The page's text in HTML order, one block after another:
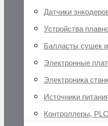
Датчики
Устройства
Балласты сушек
Электронные
Электроника
Источники
Контроллеры, PLC